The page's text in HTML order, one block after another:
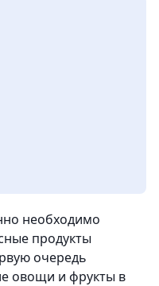
необходимо
продукты
очередь
овощи и фрукты в